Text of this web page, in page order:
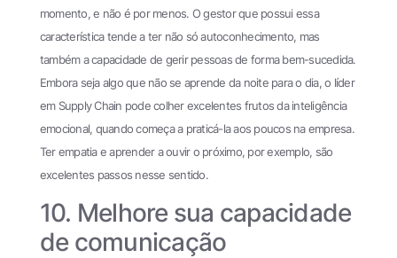
momento, e não é por menos. O gestor que possui essa
característica tende a ter não só autoconhecimento, mas
também a capacidade de gerir pessoas de forma bem-sucedida.
Embora seja algo que não se aprende da noite para o dia, o líder
em Supply Chain pode colher excelentes frutos da inteligência
emocional, quando começa a praticá-la aos poucos na empresa.
Ter empatia e aprender a ouvir o próximo, por exemplo, são
excelentes passos nesse sentido.
10. Melhore sua capacidade
de comunicação